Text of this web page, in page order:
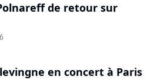
de retour sur
en concert à Paris